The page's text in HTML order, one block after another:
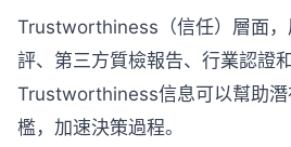
Trustworthiness（信任）層面，
評、第三方質檢報告、行業認證
Trustworthiness信息可以幫助潛
檻，加速決策過程。